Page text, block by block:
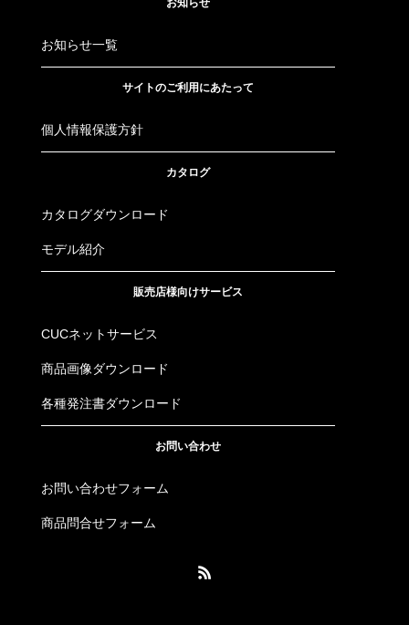
お知らせ
お知らせ一覧
サイトのご利用にあたって
個人情報保護方針
カタログ
カタログダウンロード
モデル紹介
販売店様向けサービス
CUCネットサービス
商品画像ダウンロード
各種発注書ダウンロード
お問い合わせ
お問い合わせフォーム
商品問合せフォーム